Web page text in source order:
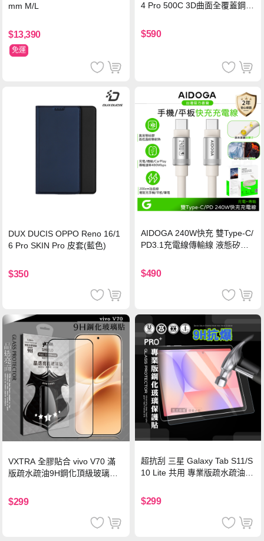
mm M/L
$13,390
免運
4 Pro 500C 3D曲面全覆蓋鋼化
保護貼
$590
DUX DUCIS OPPO Reno 16/1
6 Pro SKIN Pro 皮套(藍色)
$350
AIDOGA 240W快充 雙Type-C/
PD3.1充電線傳輸線 液態矽膠
機/平板/筆電
$490
VXTRA 全膠貼合 vivo V70 滿
版疏水疏油9H鋼化頂級玻璃貼
$299
超抗刮 三星 Galaxy Tab S11/S
10 Lite 共用 專業版疏水疏油9
$299